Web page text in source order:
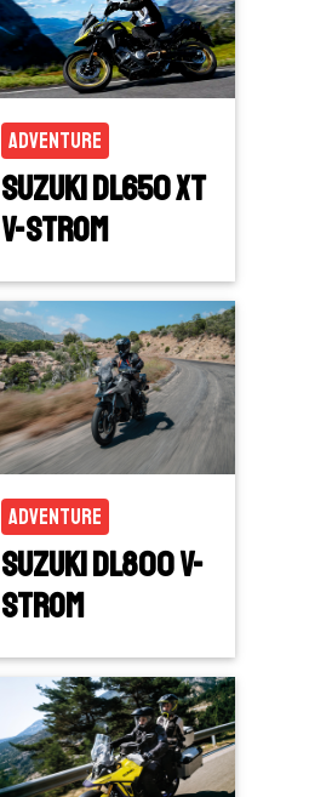
Adventure
Suzuki DL650 XT
V-Strom
Adventure
Suzuki DL800 V-
Strom